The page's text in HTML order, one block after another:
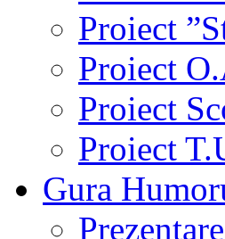
Proiect
Proiect
Proiect
Proiect
Gura